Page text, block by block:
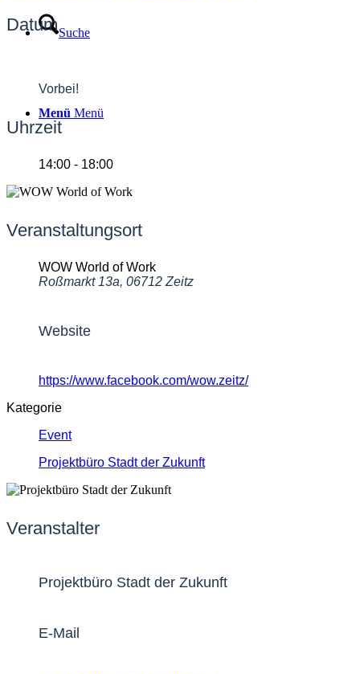
Suche
Menü Menü
Datum
Vorbei!
Uhrzeit
14:00 - 18:00
Veranstaltungsort
WOW World of Work
Roßmarkt 13a, 06712 Zeitz
Website
https://www.facebook.com/wow.zeitz/
Kategorie
Event
Projektbüro Stadt der Zukunft
Veranstalter
Projektbüro Stadt der Zukunft
E-Mail